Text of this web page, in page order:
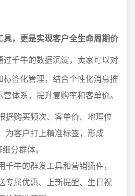
，更是实现客户全生命周期价
过千牛的数据沉淀，卖家可以对
签化管理，结合个性化消息推
体系，提升复购率和客单价。
据购买频次、客单价、地理位
为客户打上精准标签，形成
分群体。
千牛的群发工具和营销插件，
专属优惠、上新提醒、生日祝